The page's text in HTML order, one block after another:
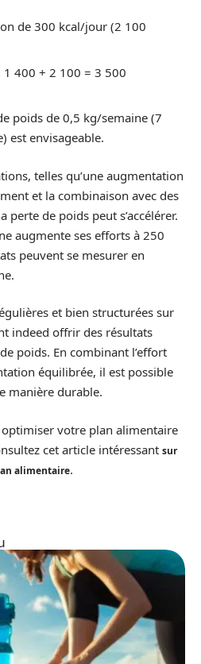
de 300 kcal/jour (2 100
400 + 2 100 = 3 500
poids de 0,5 kg/semaine (7
est envisageable.
telles qu’une augmentation
et la combinaison avec des
perte de poids peut s’accélérer.
augmente ses efforts à 250
peuvent se mesurer en
et bien structurées sur
indeed offrir des résultats
poids. En combinant l’effort
équilibrée, il est possible
manière durable.
votre plan alimentaire
cet article intéressant sur
alimentaire.